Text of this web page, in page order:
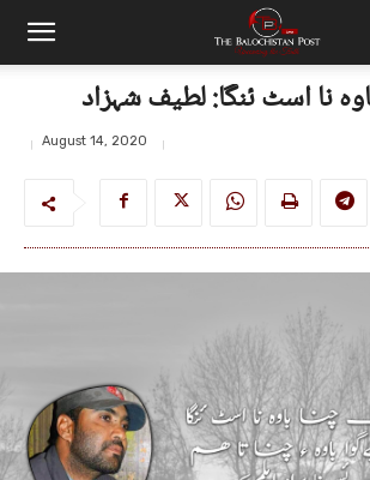
نا اسٹ ئنگا: لطیف شہزاد
August 14, 2020